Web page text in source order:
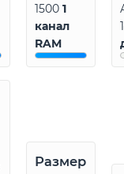
15001
канал
RAM
Размер